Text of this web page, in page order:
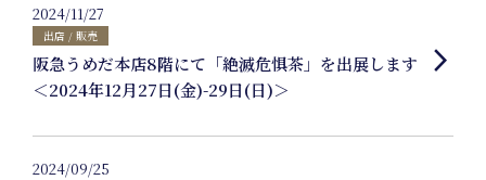
Interview
2024/11/27
出店 / 販売
阪急うめだ本店8階にて「絶滅危惧茶」を出展します
＜2024年12月27日(金)-29日(日)＞
arrow_forward_ios
2024/09/25